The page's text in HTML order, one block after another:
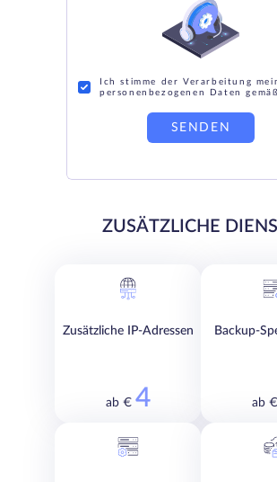
Ich stimme der Verarbeitung
personenbezogenen Daten
SENDEN
ZUSÄTZLICHE
Zusätzliche IP-Adressen
ab € 4
Backup-
ab €